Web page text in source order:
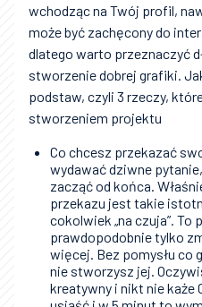
wchodząc na Twój profil,
może być zachęcony do
dlatego warto przeznaczyć
stworzenie dobrej grafiki.
podstaw, czyli 3 rzeczy,
stworzeniem projektu
Co chcesz przekazać
wydawać dziwne
zacząć od końca.
przekazu jest takie
cokolwiek „na czuja”. To
prawdopodobnie tylko
więcej. Bez pomysłu co
nie stworzysz jej.
kreatywny i nikt nie każe